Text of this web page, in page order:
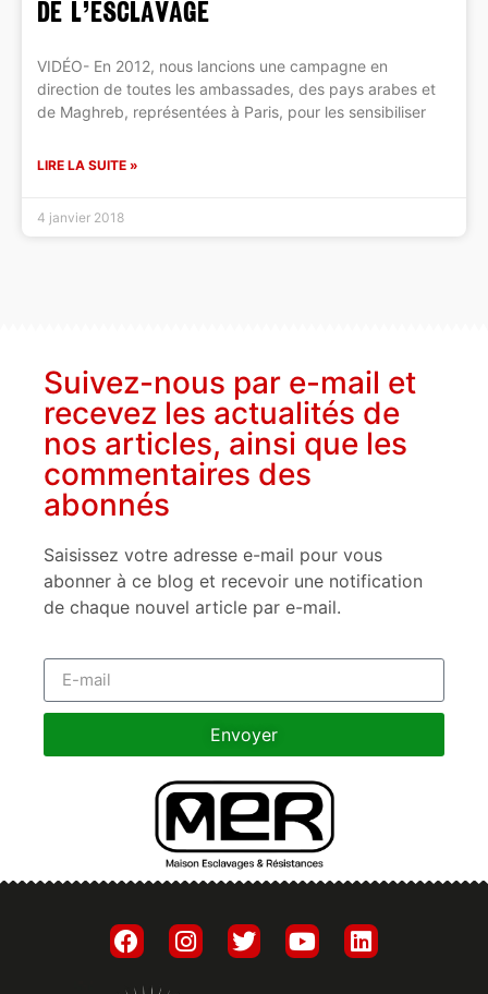
de l’esclavage
VIDÉO- En 2012, nous lancions une campagne en
direction de toutes les ambassades, des pays arabes et
de Maghreb, représentées à Paris, pour les sensibiliser
LIRE LA SUITE »
4 janvier 2018
Suivez-nous par e-mail et
recevez les actualités de
nos articles, ainsi que les
commentaires des
abonnés
Saisissez votre adresse e-mail pour vous
abonner à ce blog et recevoir une notification
de chaque nouvel article par e-mail.
Envoyer